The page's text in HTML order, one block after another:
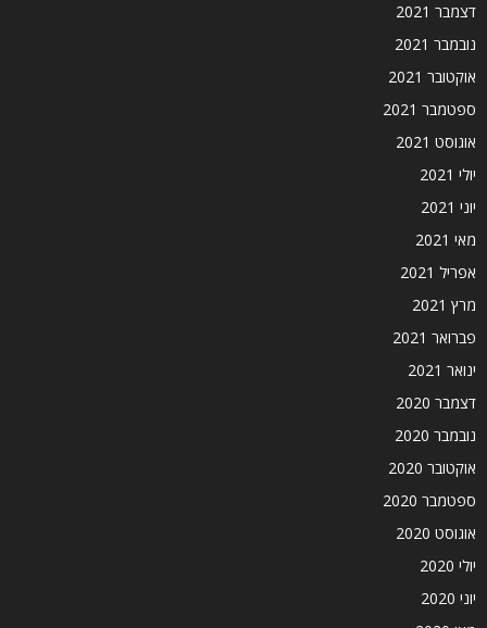
דצמבר 2021
נובמבר 2021
אוקטובר 2021
ספטמבר 2021
אוגוסט 2021
יולי 2021
יוני 2021
מאי 2021
אפריל 2021
מרץ 2021
פברואר 2021
ינואר 2021
דצמבר 2020
נובמבר 2020
אוקטובר 2020
ספטמבר 2020
אוגוסט 2020
יולי 2020
יוני 2020